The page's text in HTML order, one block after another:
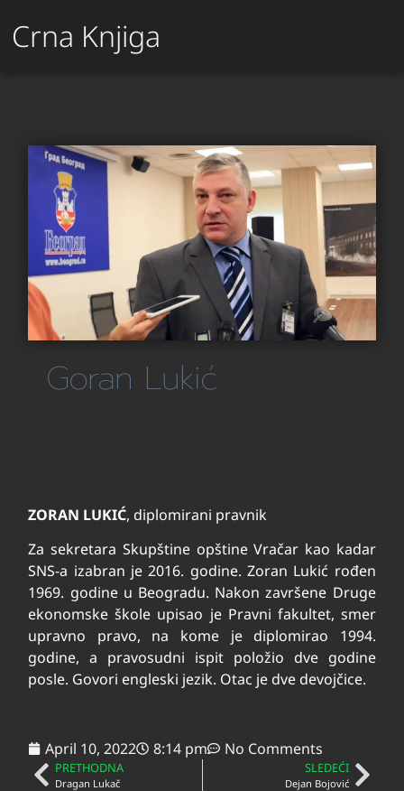
Crna Knjiga
Goran Lukić
ZORAN LUKIĆ, diplomirani pravnik
Za sekretara Skupštine opštine Vračar kao kadar
SNS-a izabran je 2016. godine. Zoran Lukić rođen
1969. godine u Beogradu. Nakon završene Druge
ekonomske škole upisao je Pravni fakultet, smer
upravno pravo, na kome je diplomirao 1994.
godine, a pravosudni ispit položio dve godine
posle. Govori engleski jezik. Otac je dve devojčice.
April 10, 2022 8:14 pm No Comments
PRETHODNA
Dragan Lukač
SLEDEĆI
Dejan Bojović